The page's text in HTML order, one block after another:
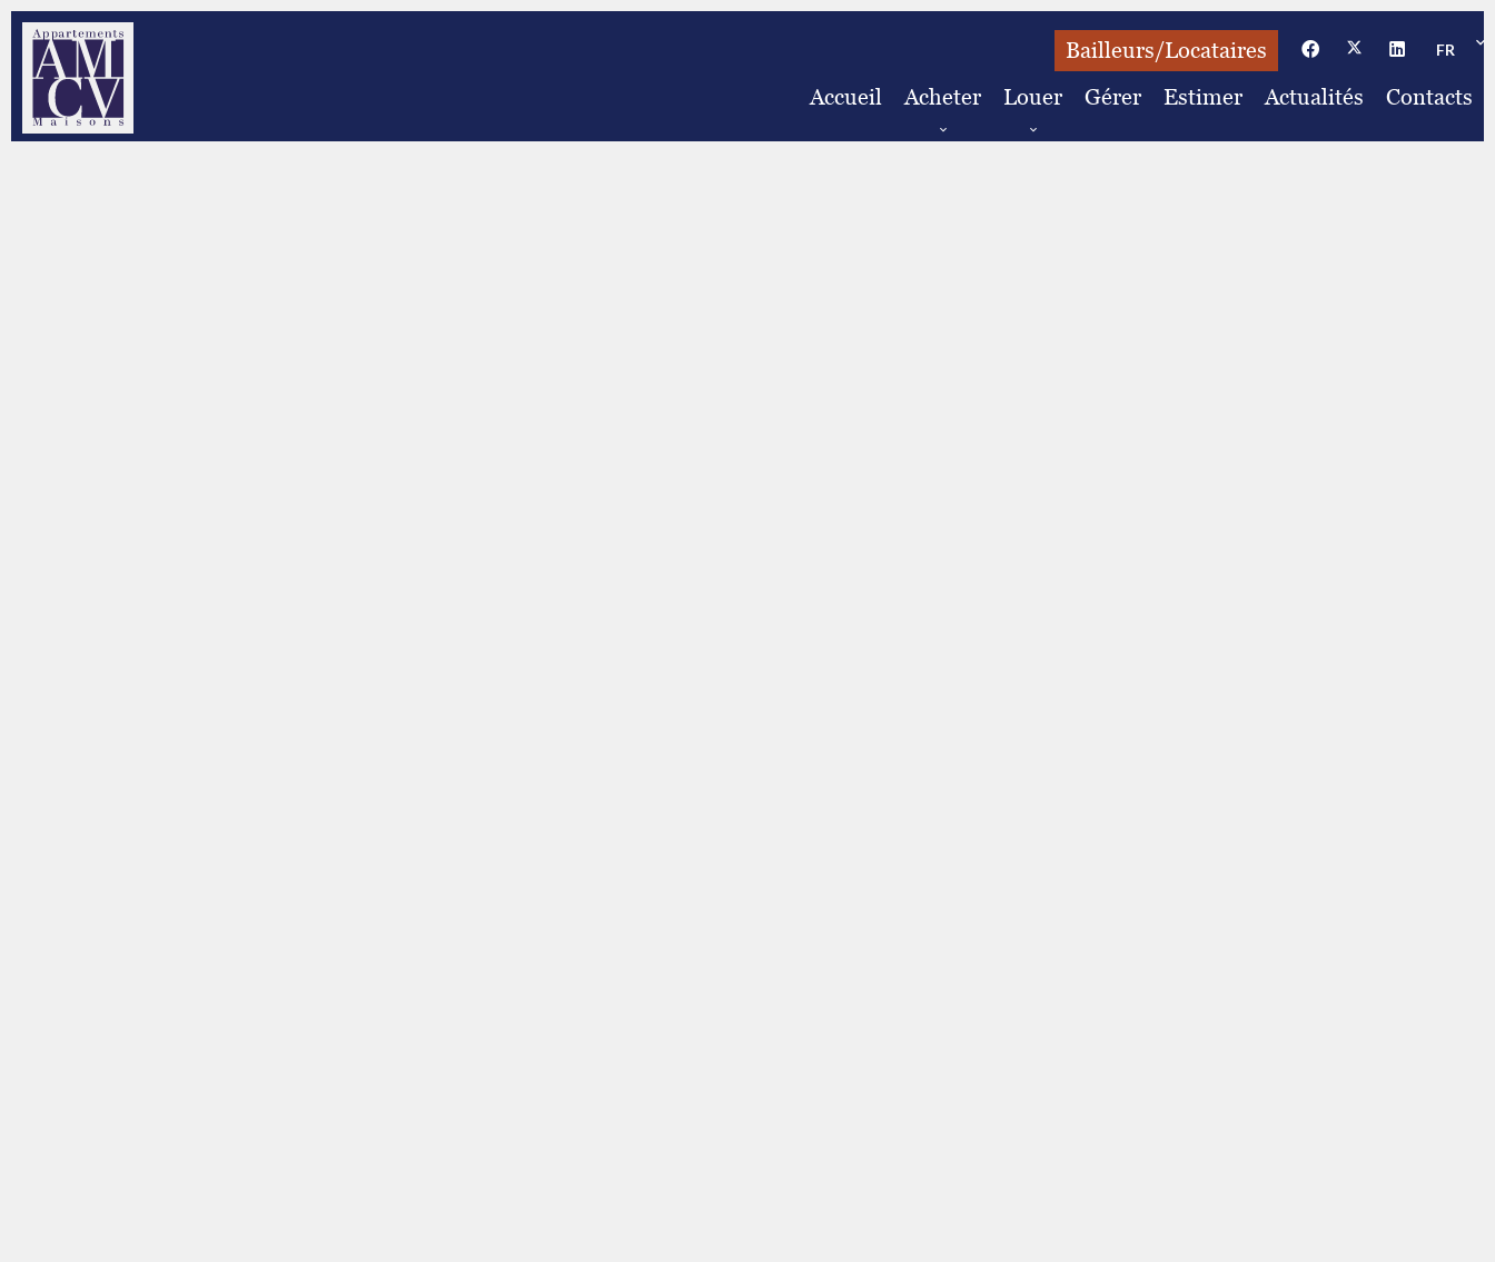
Bailleurs/Locataires FR
Accueil Acheter Louer Gérer Estimer Actualités Contacts